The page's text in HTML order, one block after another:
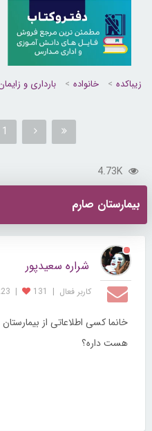
زیباکده خانواده بارداری و
1 از 1
4.73K
بیمارستان صارم
شراره سعیدپور
کاربر فعال |
131
|
223
خانما کسی اطلاعاتی از
هست داره؟